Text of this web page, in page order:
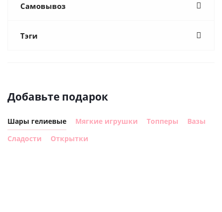
Самовывоз
Тэги
Добавьте подарок
Шары гелиевые Мягкие игрушки Топперы
Вазы
Сладости
Открытки